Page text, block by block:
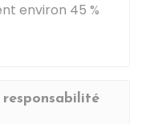
environ 45 %